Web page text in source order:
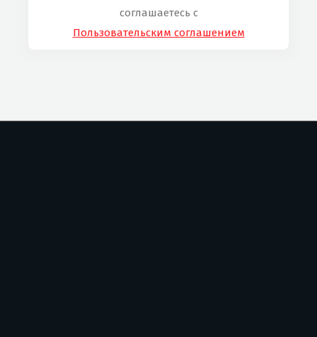
соглашаетесь с
Пользовательским соглашением